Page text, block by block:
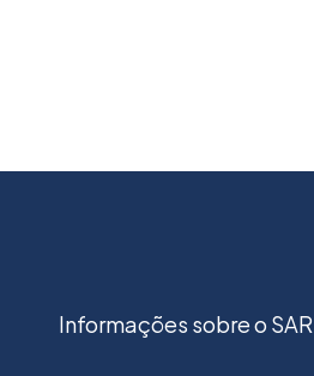
Informações sobre o SAR